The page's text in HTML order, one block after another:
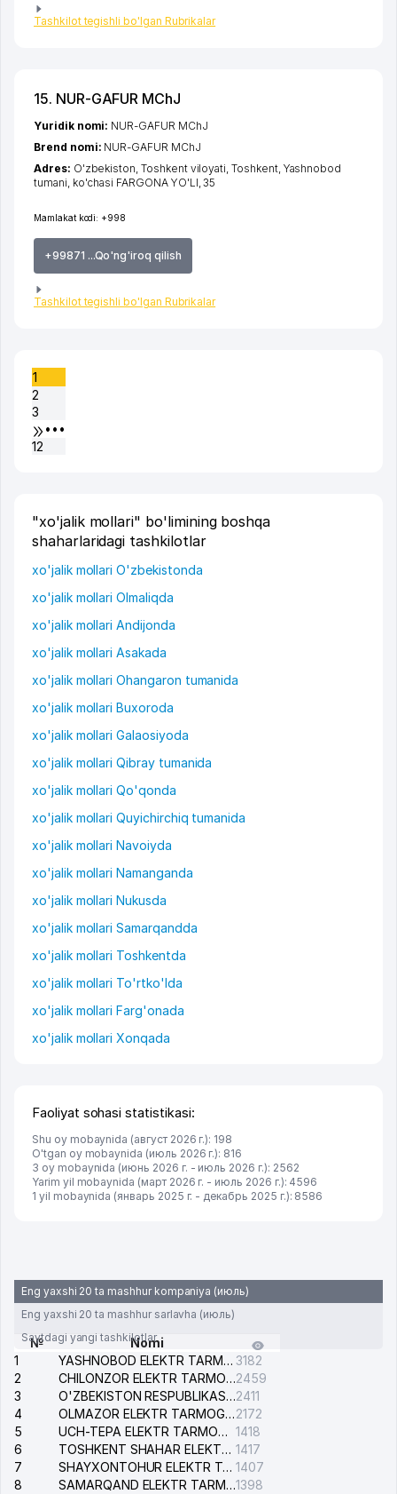
Tashkilot tegishli bo'lgan Rubrikalar
15. NUR-GAFUR MChJ
Mamlakat kodi: +998
+99871 ...Qo'ng'iroq qilish
Tashkilot tegishli bo'lgan Rubrikalar
Yuridik nomi: NUR-GAFUR MChJ
Brend nomi: NUR-GAFUR MChJ
Adres: O'zbekiston,Toshkent viloyati ,Toshkent, Yashnobod
tumani ko'chasi FARGONA YO'LI , 35
1
2
3
•••
12
"xo'jalik mollari" bo'limining boshqa
shaharlaridagi tashkilotlar
xo'jalik mollari O'zbekistonda
xo'jalik mollari Olmaliqda
xo'jalik mollari Andijonda
xo'jalik mollari Asakada
xo'jalik mollari Ohangaron tumanida
xo'jalik mollari Buxoroda
xo'jalik mollari Galaosiyoda
xo'jalik mollari Qibray tumanida
xo'jalik mollari Qo'qonda
xo'jalik mollari Quyichirchiq tumanida
xo'jalik mollari Navoiyda
xo'jalik mollari Namanganda
xo'jalik mollari Nukusda
xo'jalik mollari Samarqandda
xo'jalik mollari Toshkentda
xo'jalik mollari To'rtko'lda
xo'jalik mollari Farg'onada
xo'jalik mollari Xonqada
Faoliyat sohasi statistikasi:
Shu oy mobaynida (август 2026 г.): 198
O'tgan oy mobaynida (июль 2026 г.): 816
3 oy mobaynida (июнь 2026 г. - июль 2026 г.): 2562
Yarim yil mobaynida (март 2026 г. - июль 2026 г.): 4596
1 yil mobaynida (январь 2025 г. - декабрь 2025 г.): 8586
Eng yaxshi 20 ta mashhur kompaniya (июль)
Eng yaxshi 20 ta mashhur sarlavha (июль)
Saytdagi yangi tashkilotlar
№
Nomi
1
YASHNOBOD ELEKTR TARMOG'I NOSOZLIKLARI XIZMATI 3182
2
CHILONZOR ELEKTR TARMOG'I NOSOZLIK XIZMATI2459
3
O'ZBEKISTON RESPUBLIKASI BOSH PROKURATURASI ISHONCH TELEFONI2411
4
OLMAZOR ELEKTR TARMOG'I NOSOZLIKLARI XIZMATI2172
5
UCH-TEPA ELEKTR TARMOG'I NOSOZLIKLARI XIZMATI 1418
6
TOSHKENT SHAHAR ELEKTR TARMOQLARI KORXONASI AJ 1417
7
SHAYXONTOHUR ELEKTR TARMOG'I NOSOZLIKLARINI TUZATISH XIZMATI 1407
8
SAMARQAND ELEKTR TARMOQLARI AJ1398